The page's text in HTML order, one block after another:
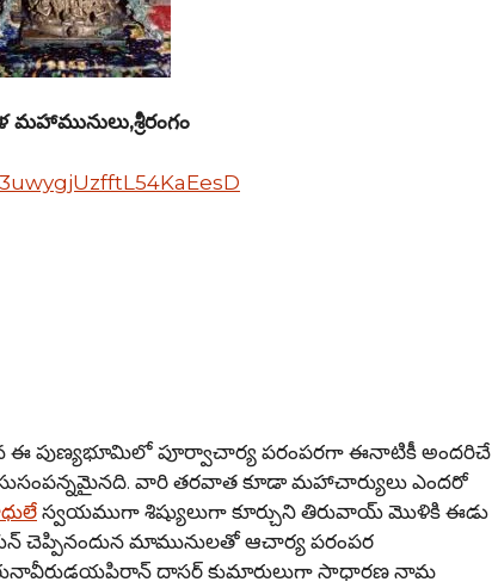
పుణ్యభూమిలో పూర్వాచార్య పరంపరగా ఈనాటికీ అందరిచే
వారి తరవాత కూడా మహాచార్యులు ఎందరో
స్వయముగా శిష్యులుగా కూర్చుని తిరువాయ్ మొళికి ఈడు
చెప్పినందున మామునులతో ఆచార్య పరంపర
తిరునావీరుడయపిరాన్ దాసర్ కుమారులుగా సాధారణ నామ